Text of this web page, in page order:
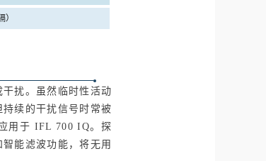
扰。虽然临时性活动
续的干扰信号时常被
用于 IFL 700 IQ。探
能滤波功能，将无用